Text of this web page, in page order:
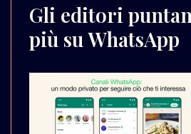
Gli editori
più su WhatsApp